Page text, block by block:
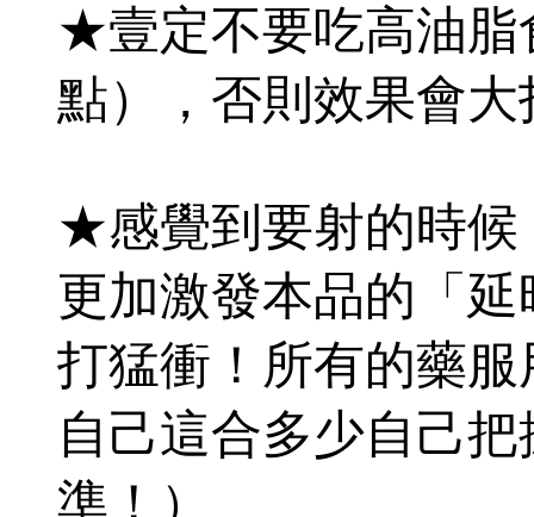
★壹定不要吃高油脂
點），否則效果會大
★感覺到要射的時候
更加激發本品的「
打猛衝！所有的藥
自己這合多少自己
準！）